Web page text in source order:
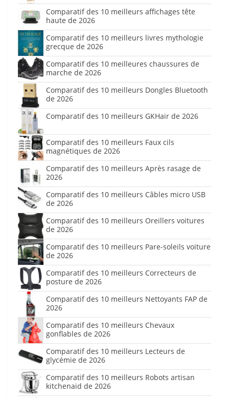
Comparatif des 10 meilleurs affichages tête
haute de 2026
Comparatif des 10 meilleurs livres mythologie
grecque de 2026
Comparatif des 10 meilleures chaussures de
marche de 2026
Comparatif des 10 meilleurs Dongles Bluetooth
de 2026
Comparatif des 10 meilleurs GKHair de 2026
Comparatif des 10 meilleurs Faux cils
magnétiques de 2026
Comparatif des 10 meilleurs Après rasage de
2026
Comparatif des 10 meilleurs Câbles micro USB
de 2026
Comparatif des 10 meilleurs Oreillers voitures
de 2026
Comparatif des 10 meilleurs Pare-soleils voiture
de 2026
Comparatif des 10 meilleurs Correcteurs de
posture de 2026
Comparatif des 10 meilleurs Nettoyants FAP de
2026
Comparatif des 10 meilleurs Chevaux
gonflables de 2026
Comparatif des 10 meilleurs Lecteurs de
glycémie de 2026
Comparatif des 10 meilleurs Robots artisan
kitchenaid de 2026